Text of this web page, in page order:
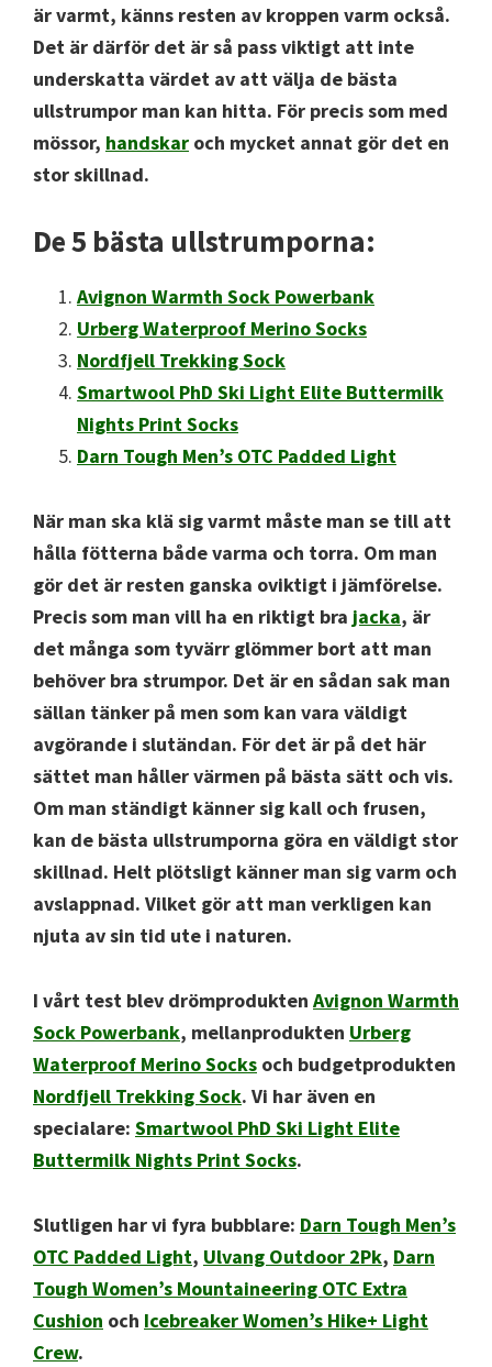
är varmt, känns resten av kroppen varm också.
Det är därför det är så pass viktigt att inte
underskatta värdet av att välja de bästa
ullstrumpor man kan hitta. För precis som med
mössor, handskar och mycket annat gör det en
stor skillnad.
De 5 bästa ullstrumporna:
Avignon Warmth Sock Powerbank
Urberg Waterproof Merino Socks
Nordfjell Trekking Sock
Smartwool PhD Ski Light Elite Buttermilk
Nights Print Socks
Darn Tough Men’s OTC Padded Light
När man ska klä sig varmt måste man se till att
hålla fötterna både varma och torra. Om man
gör det är resten ganska oviktigt i jämförelse.
Precis som man vill ha en riktigt bra jacka, är
det många som tyvärr glömmer bort att man
behöver bra strumpor. Det är en sådan sak man
sällan tänker på men som kan vara väldigt
avgörande i slutändan. För det är på det här
sättet man håller värmen på bästa sätt och vis.
Om man ständigt känner sig kall och frusen,
kan de bästa ullstrumporna göra en väldigt stor
skillnad. Helt plötsligt känner man sig varm och
avslappnad. Vilket gör att man verkligen kan
njuta av sin tid ute i naturen.
I vårt test blev drömprodukten Avignon Warmth
Sock Powerbank, mellanprodukten Urberg
Waterproof Merino Socks och budgetprodukten
Nordfjell Trekking Sock. Vi har även en
specialare: Smartwool PhD Ski Light Elite
Buttermilk Nights Print Socks.
Slutligen har vi fyra bubblare: Darn Tough Men’s
OTC Padded Light, Ulvang Outdoor 2Pk, Darn
Tough Women’s Mountaineering OTC Extra
Cushion och Icebreaker Women’s Hike+ Light
Crew.